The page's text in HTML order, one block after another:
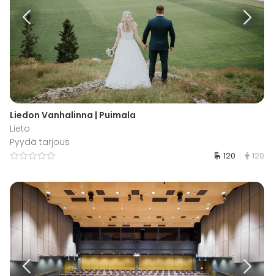
Liedon Vanhalinna | Puimala
Lieto
Pyydä tarjous
120 120